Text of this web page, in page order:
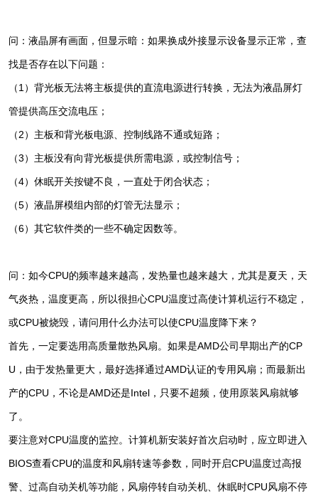
问：液晶屏有画面，但显示暗：如果换成外接显示设备显示正常，查
找是否存在以下问题：
（1）背光板无法将主板提供的直流电源进行转换，无法为液晶屏灯
管提供高压交流电压；
（2）主板和背光板电源、控制线路不通或短路；
（3）主板没有向背光板提供所需电源，或控制信号；
（4）休眠开关按键不良，一直处于闭合状态；
（5）液晶屏模组内部的灯管无法显示；
（6）其它软件类的一些不确定因数等。
问：如今CPU的频率越来越高，发热量也越来越大，尤其是夏天，天
气炎热，温度更高，所以很担心CPU温度过高使计算机运行不稳定，
或CPU被烧毁，请问用什么办法可以使CPU温度降下来？
首先，一定要选用高质量散热风扇。如果是AMD公司早期出产的CP
U，由于发热量更大，最好选择通过AMD认证的专用风扇；而最新出
产的CPU，不论是AMD还是Intel，只要不超频，使用原装风扇就够
了。
要注意对CPU温度的监控。计算机新安装好首次启动时，应立即进入
BIOS查看CPU的温度和风扇转速等参数，同时开启CPU温度过高报
警、过高自动关机等功能，风扇停转自动关机、休眠时CPU风扇不停